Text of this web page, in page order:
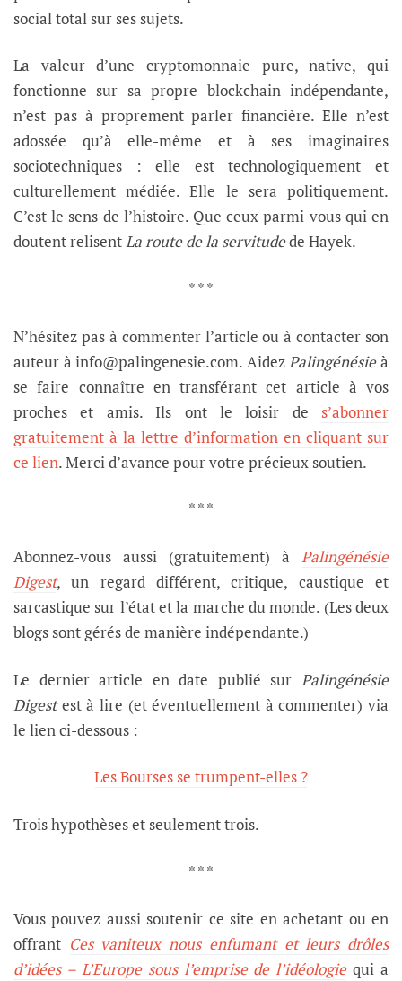
social total sur ses sujets.
La valeur d’une cryptomonnaie pure, native, qui
fonctionne sur sa propre blockchain indépendante,
n’est pas à proprement parler financière. Elle n’est
adossée qu’à elle-même et à ses imaginaires
sociotechniques : elle est technologiquement et
culturellement médiée. Elle le sera politiquement.
C’est le sens de l’histoire. Que ceux parmi vous qui en
doutent relisentLa route de la servitudede Hayek.
* * *
N’hésitez pas à commenter l’article ou à contacter son
auteur à info@palingenesie.com. AidezPalingénésieà
se faire connaître en transférant cet article à vos
proches et amis. Ils ont le loisir de s’abonner
gratuitement à la lettre d’information en cliquant sur
ce lien. Merci d’avance pour votre précieux soutien.
* * *
Abonnez-vous aussi (gratuitement) à Palingénésie
Digest, un regard différent, critique, caustique et
sarcastique sur l’état et la marche du monde. (Les deux
blogs sont gérés de manière indépendante.)
Le dernier article en date publié sur Palingénésie
Digestest à lire (et éventuellement à commenter) via
le lien ci-dessous :
Les Bourses se trumpent-elles ?
Trois hypothèses et seulement trois.
* * *
Vous pouvez aussi soutenir ce site en achetant ou en
offrant Ces vaniteux nous enfumant et leurs drôles
d’idées – L’Europe sous l’emprise de l’idéologiequi a